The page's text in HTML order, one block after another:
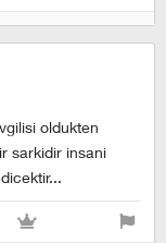
oldukten
sarkidir insani